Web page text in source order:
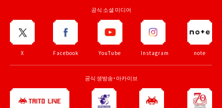
공식 소셜 미디어
X Facebook YouTube Instagram note
공식 생방송・아카이브